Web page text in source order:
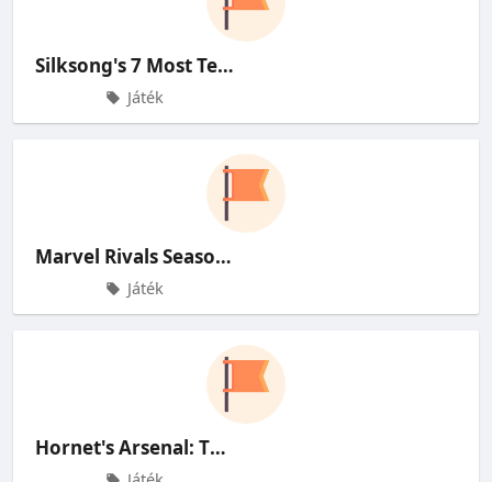
Silksong's 7 Most Terrible
Játék
Marvel Rivals Season 4.5 Unleash
Játék
Hornet's Arsenal: The Tools